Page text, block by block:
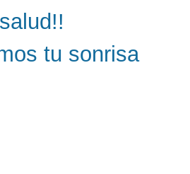
salud!!
tu sonrisa